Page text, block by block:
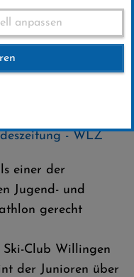
- WLZ
einer der
Jugend- und
gerecht
Club Willingen
der Junioren über
anpassen